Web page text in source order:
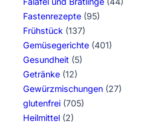
Fastenrezepte (95)
Frühstück (137)
Gemüsegerichte (401)
Gesundheit (5)
Getränke (12)
Gewürzmischungen (27)
glutenfrei (705)
Heilmittel (2)